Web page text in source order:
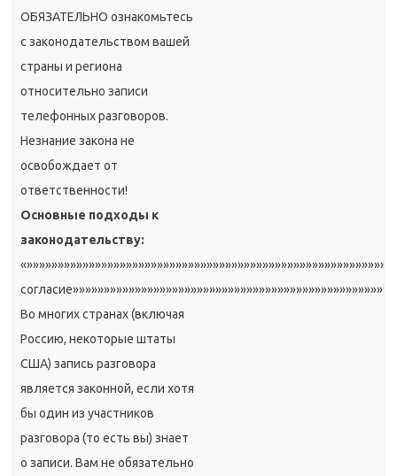
ОБЯЗАТЕЛЬНО ознакомьтесь
с законодательством вашей
страны и региона
относительно записи
телефонных разговоров.
Незнание закона не
освобождает от
ответственности!
Основные подходы к
законодательству:
Во многих странах (включая
Россию, некоторые штаты
США) запись разговора
является законной, если хотя
бы один из участников
разговора (то есть вы) знает
о записи. Вам не обязательно